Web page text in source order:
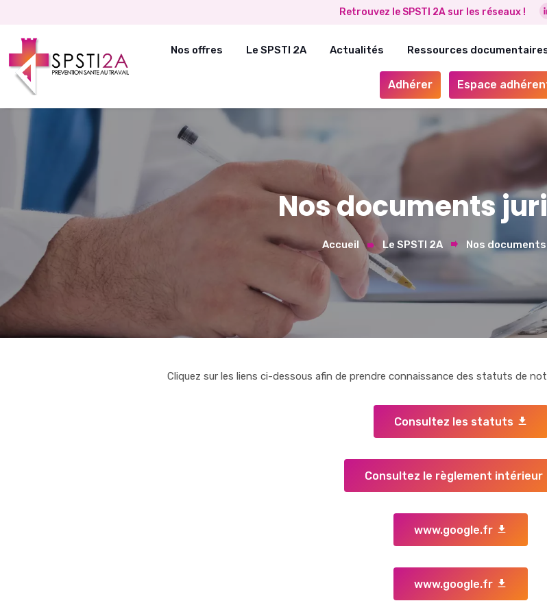
Retrouvez le SPSTI 2A sur les réseaux !
Nos offres Le SPSTI 2A Actualités Ressources
Adhérer Espace
Nos documents
Accueil Le SPSTI 2A Nos
Cliquez sur les liens ci-dessous afin de prendre connaissance des statuts de
Consultez les statuts
Consultez le règlement intérieur
www.google.fr
www.google.fr